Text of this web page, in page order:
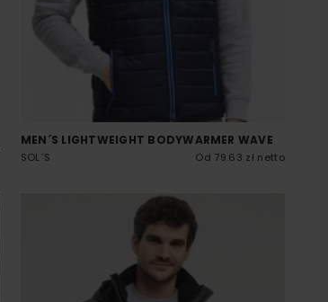
MEN´S LIGHTWEIGHT BODYWARMER WAVE
SOL´S Od 79.63 zł netto